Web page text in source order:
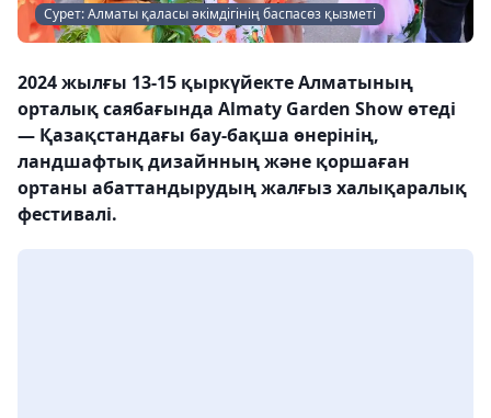
Сурет: Алматы қаласы әкімдігінің баспасөз қызметі
2024 жылғы 13-15 қыркүйекте Алматының
орталық саябағында Almaty Garden Show өтеді
— Қазақстандағы бау-бақша өнерінің,
ландшафтық дизайнның және қоршаған
ортаны абаттандырудың жалғыз халықаралық
фестивалі.